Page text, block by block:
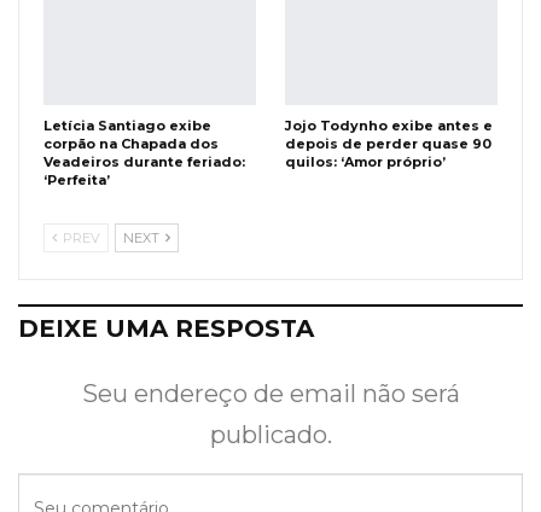
Letícia Santiago exibe
corpão na Chapada dos
Veadeiros durante feriado:
‘Perfeita’
Jojo Todynho exibe antes e
depois de perder quase 90
quilos: ‘Amor próprio’
PREV NEXT
DEIXE UMA RESPOSTA
Seu endereço de email não será
publicado.